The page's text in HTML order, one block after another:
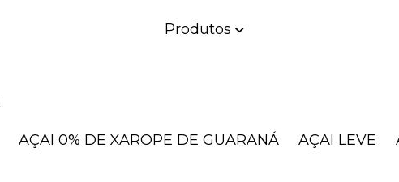
Produtos
AÇAI 0% DE XAROPE DE GUARANÁ AÇAI LEVE